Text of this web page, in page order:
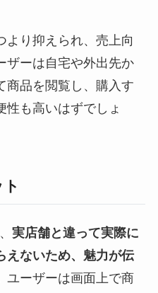
より抑えられ、売上向
ザーは自宅や外出先か
商品を閲覧し、購入す
性も高いはずでしょ
実店舗と違って実際に
えないため、魅力が伝
ユーザーは画面上で商